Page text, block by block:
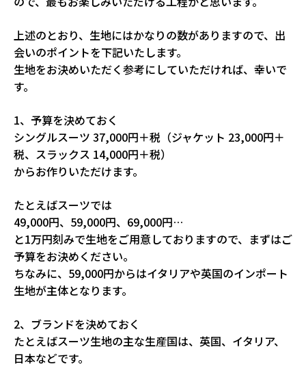
上述のとおり、生地にはかなりの数がありますので、出
会いのポイントを下記いたします。
生地をお決めいただく参考にしていただければ、幸いで
す。
1、予算を決めておく
シングルスーツ 37,000円＋税（ジャケット 23,000円＋
税、スラックス 14,000円＋税）
からお作りいただけます。
たとえばスーツでは
49,000円、59,000円、69,000円…
と1万円刻みで生地をご用意しておりますので、まずはご
予算をお決めください。
ちなみに、59,000円からはイタリアや英国のインポート
生地が主体となります。
2、ブランドを決めておく
たとえばスーツ生地の主な生産国は、英国、イタリア、
日本などです。